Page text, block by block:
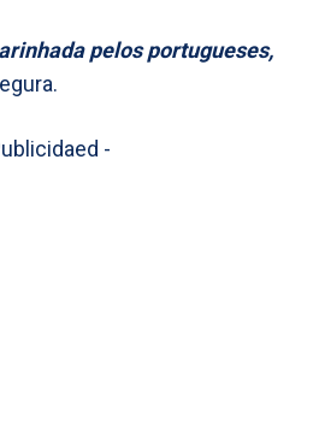
pelos portugueses,
-